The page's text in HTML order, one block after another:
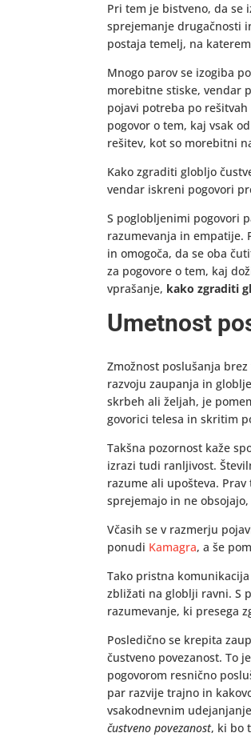
Pri tem je bistveno, da
sprejemanje drugačnosti
postaja temelj, na
Mnogo parov se izogiba
morebitne stiske, vendar
pojavi potreba po
pogovor o tem, kaj vsak
rešitev, kot so morebitni
Kako zgraditi globljo
vendar iskreni pogovori
S poglobljenimi pogovori
razumevanja in empatije.
in omogoča, da se oba
za pogovore o tem, kaj
vprašanje, kako zgraditi
Umetnost
Zmožnost poslušanja
razvoju zaupanja in
skrbeh ali željah, je
govorici telesa in skritim
Takšna pozornost kaže
izrazi tudi ranljivost.
razume ali upošteva.
sprejemajo in ne
Včasih se v razmerju
ponudi Kamagra, a še
Tako pristna
zbližati na globlji ravni. S
razumevanje, ki presega
Posledično se krepita
čustveno povezanost. To
pogovorom resnično
par razvije trajno in
vsakodnevnim
čustveno povezanost, ki bo